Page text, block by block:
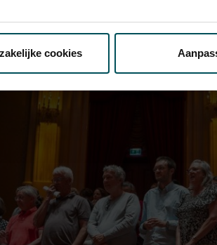
op onze website kunt u uw
met32 derdendie uw gegevens kunnen
cookies